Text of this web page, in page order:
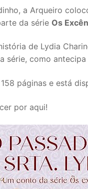
a Arqueiro
da série Os
de Lydia
série, como antecipa
páginas e está
por aqui!